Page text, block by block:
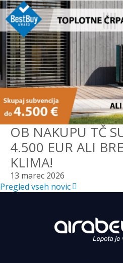
OB NAKUPU TČ
4.500 EUR ALI
KLIMA!
13 marec 2026
Pregled vseh novic